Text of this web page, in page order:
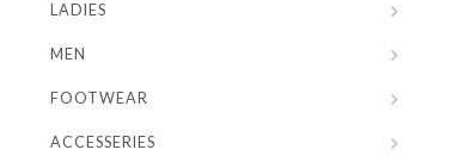
LADIES
MEN
FOOTWEAR
ACCESSERIES